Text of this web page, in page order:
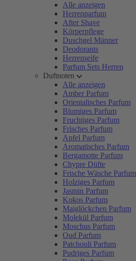
Alle anzeigen
Herrenparfum
After Shave
Körperpflege
Duschgel Männer
Deodorants
Herrenseife
Parfum Sets Herren
Duftnoten
Alle anzeigen
Amber Parfum
Orientalisches Parfum
Blumiges Parfum
Fruchtiges Parfum
Frisches Parfum
Apfel Parfum
Aromatisches Parfum
Bergamotte Parfum
Chypre Düfte
Frische Wäsche Parfum
Holziges Parfum
Jasmin Parfum
Kokos Parfum
Maiglöckchen Parfum
Molekül Parfum
Moschus Parfum
Oud Parfum
Patchouli Parfum
Pudriges Parfum